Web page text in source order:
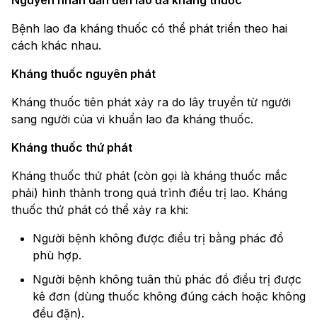
Bệnh lao đa kháng thuốc có thể phát triển theo hai
cách khác nhau.
Kháng thuốc nguyên phát
Kháng thuốc tiên phát xảy ra do lây truyền từ người
sang người của vi khuẩn lao đa kháng thuốc.
Kháng thuốc thứ phát
Kháng thuốc thứ phát (còn gọi là kháng thuốc mắc
phải) hình thành trong quá trình điều trị lao. Kháng
thuốc thứ phát có thể xảy ra khi:
Người bệnh không được điều trị bằng phác đồ
phù hợp.
Người bệnh không tuân thủ phác đồ điều trị được
kê đơn (dùng thuốc không đúng cách hoặc không
đều đặn).